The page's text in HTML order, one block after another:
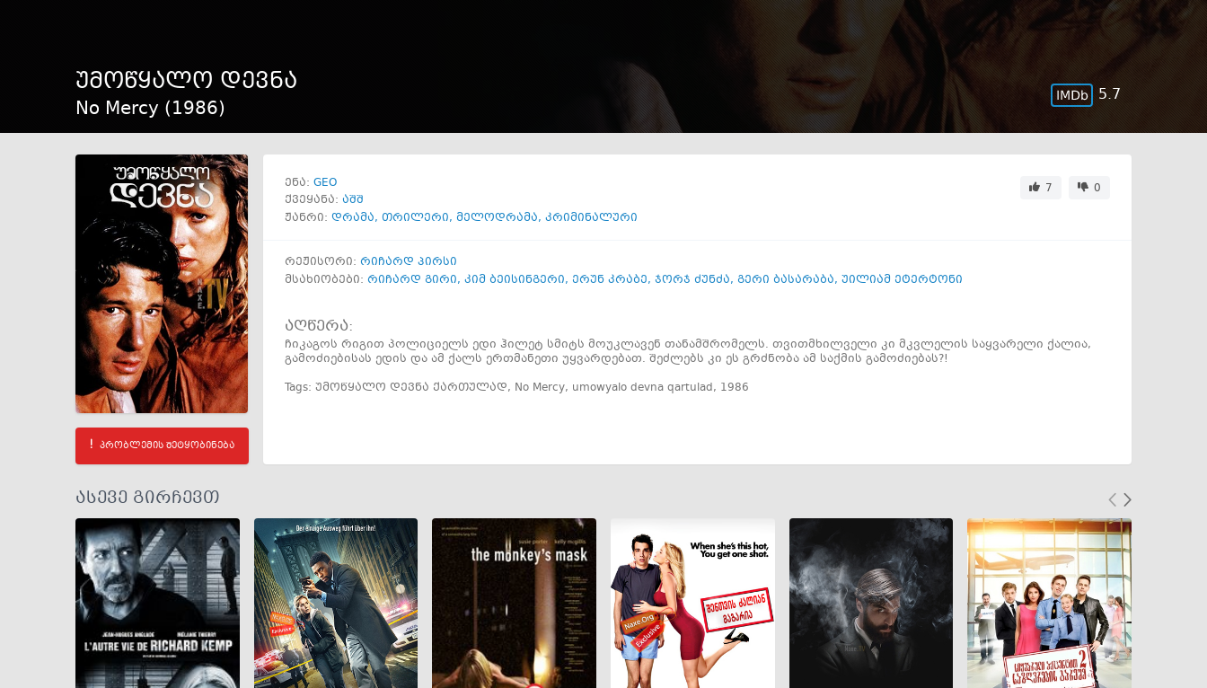
უმოწყალო დევნა
No Mercy (1986)
5.7
პრობლემის შეტყობინება
ენა: GEO
ქვეყანა: აშშ
7
0
ჟანრი: დრამა, თრილერი, მელოდრამა, კრიმინალური
რეჟისორი: რიჩარდ პირსი
მსახიობები: რიჩარდ გირი, კიმ ბეისინგერი, ერუნ კრაბე, ჯორჯ ძუნძა, გერი ბასარაბა, უილიამ ეტერტონი
აღწერა:
ჩიკაგოს რიგით პოლიციელს ედი ჰილეტ სმიტს მოუკლავენ თანამშრომელს. თვითმხილველი კი მკვლელის საყვარელი ქალია,
გამოძიებისას ედის და ამ ქალს ერთმანეთი უყვარდებათ. შეძლებს კი ეს გრძნობა ამ საქმის გამოძიებას?!
Tags: უმოწყალო დევნა ქართულად, No Mercy, umowyalo devna qartulad, 1986
ასევე გირჩევთ